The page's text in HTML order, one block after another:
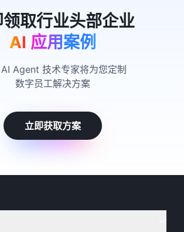
AI 应用案例
Agent 技术专家将为您定制
数字员工解决方案
立即获取方案